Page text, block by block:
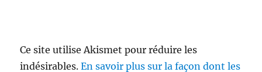
Ce site utilise Akismet pour réduire les
indésirables.En savoir plus sur la façon dont les